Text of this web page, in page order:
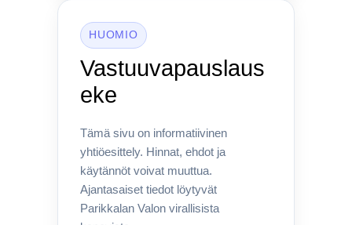
HUOMIO
Vastuuvapauslaus
eke
Tämä sivu on informatiivinen
yhtiöesittely. Hinnat, ehdot ja
käytännöt voivat muuttua.
Ajantasaiset tiedot löytyvät
Parikkalan Valon virallisista